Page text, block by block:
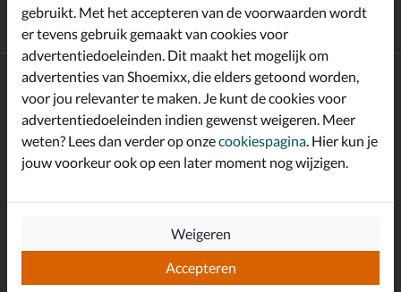
Gratisverzending en retour*
Achterafbetalen
Altijd op de hoogte zijn?
Schrijf je in voor de Shoemixx nieuwsbrief en ontvang €10,-
welkomstkorting!
Inschrijven
gebruikt. Met het accepteren van de voorwaarden wordt
er tevens gebruik gemaakt van cookies voor
advertentiedoeleinden. Dit maakt het mogelijk om
advertenties van Shoemixx, die elders getoond worden,
voor jou relevanter te maken. Je kunt de cookies voor
advertentiedoeleinden indien gewenst weigeren. Meer
weten? Lees dan verder op onzecookiespagina. Hier kun je
jouw voorkeur ook op een later moment nog wijzigen.
Accepteren
Weigeren